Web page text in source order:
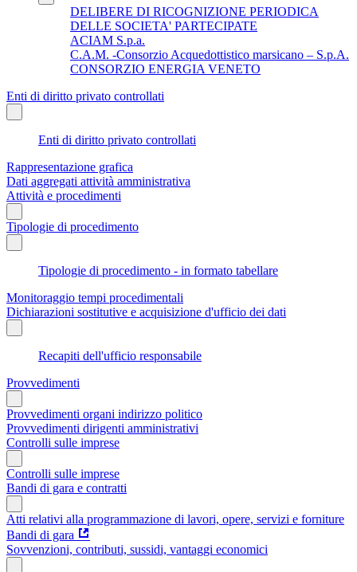
DELIBERE DI RICOGNIZIONE PERIODICA
DELLE SOCIETA' PARTECIPATE
ACIAM S.p.a.
C.A.M. -Consorzio Acquedottistico marsicano – S.p.A.
CONSORZIO ENERGIA VENETO
Enti di diritto privato controllati
Enti di diritto privato controllati
Rappresentazione grafica
Dati aggregati attività amministrativa
Attività e procedimenti
Tipologie di procedimento
Tipologie di procedimento - in formato tabellare
Monitoraggio tempi procedimentali
Dichiarazioni sostitutive e acquisizione d'ufficio dei dati
Recapiti dell'ufficio responsabile
Provvedimenti
Provvedimenti organi indirizzo politico
Provvedimenti dirigenti amministrativi
Controlli sulle imprese
Controlli sulle imprese
Bandi di gara e contratti
Atti relativi alla programmazione di lavori, opere, servizi e forniture
Bandi di gara
Sovvenzioni, contributi, sussidi, vantaggi economici